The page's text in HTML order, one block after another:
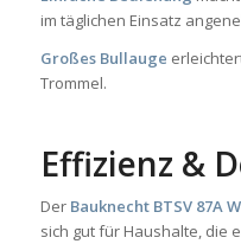
im täglichen Einsatz
Großes Bullauge
Trommel.
Effizienz &
Der Bauknecht BTSV 87A
sich gut für Haushalte, die